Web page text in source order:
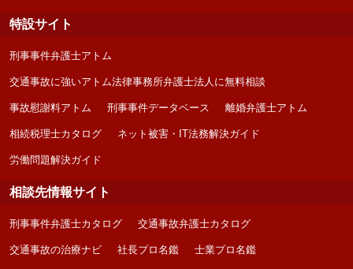
特設サイト
刑事事件弁護士アトム
交通事故に強いアトム法律事務所弁護士法人に無料相談
事故慰謝料アトム 刑事事件データベース 離婚弁護士アトム
相続税理士カタログ ネット被害・IT法務解決ガイド
労働問題解決ガイド
相談先情報サイト
刑事事件弁護士カタログ 交通事故弁護士カタログ
交通事故の治療ナビ 社長プロ名鑑 士業プロ名鑑